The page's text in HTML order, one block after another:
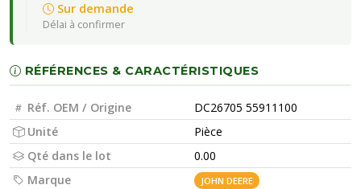
Sur demande
Délai à confirmer
RÉFÉRENCES & CARACTÉRISTIQUES
Réf. OEM / Origine
DC26705 55911100
Unité
Pièce
Qté dans le lot
0.00
Marque
JOHN DEERE